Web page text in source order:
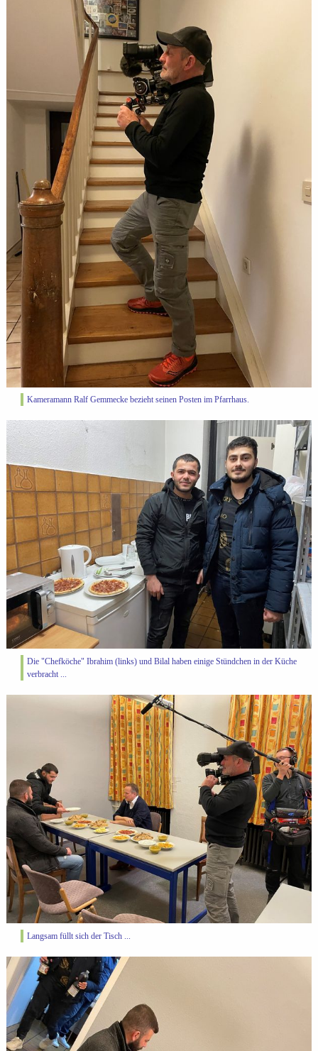
Kameramann Ralf Gemmecke bezieht seinen Posten im Pfarrhaus.
Die "Chefköche" Ibrahim (links) und Bilal haben einige Stündchen in der Küche
verbracht ...
Langsam füllt sich der Tisch ...